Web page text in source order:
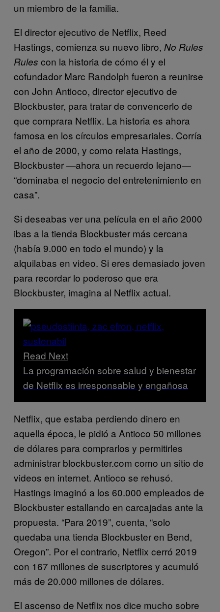
un miembro de la familia.
El director ejecutivo de Netflix, Reed
Hastings, comienza su nuevo libro, No Rules
Rules con la historia de cómo él y el
cofundador Marc Randolph fueron a reunirse
con John Antioco, director ejecutivo de
Blockbuster, para tratar de convencerlo de
que comprara Netflix. La historia es ahora
famosa en los círculos empresariales. Corría
el año de 2000, y como relata Hastings,
Blockbuster —ahora un recuerdo lejano—
“dominaba el negocio del entretenimiento en
casa”.
Si deseabas ver una película en el año 2000
ibas a la tienda Blockbuster más cercana
(había 9.000 en todo el mundo) y la
alquilabas en video. Si eres demasiado joven
para recordar lo poderoso que era
Blockbuster, imagina al Netflix actual.
Read Next
La programación sobre salud y bienestar
de Netflix es irresponsable y engañosa
Netflix, que estaba perdiendo dinero en
aquella época, le pidió a Antioco 50 millones
de dólares para comprarlos y permitirles
administrar blockbuster.com como un sitio de
videos en internet. Antioco se rehusó.
Hastings imaginó a los 60.000 empleados de
Blockbuster estallando en carcajadas ante la
propuesta. “Para 2019”, cuenta, “solo
quedaba una tienda Blockbuster en Bend,
Oregon”. Por el contrario, Netflix cerró 2019
con 167 millones de suscriptores y acumuló
más de 20.000 millones de dólares.
El ascenso de Netflix nos dice mucho sobre